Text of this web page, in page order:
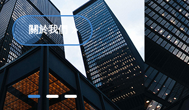
關於我們